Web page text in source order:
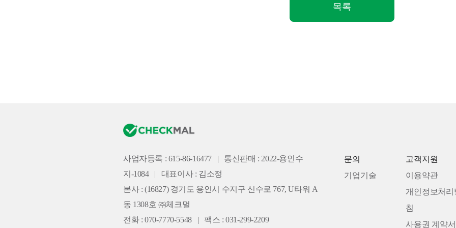
목록
사업자등록 : 615-86-16477
통신판매 : 2022-용인수
지-1084
대표이사 : 김소정
본사 : (16827) 경기도 용인시 수지구 신수로 767, U타워 A
동 1308호 ㈜체크멀
전화 : 070-7770-5548
팩스 : 031-299-2209
문의
기업기술
고객지원
이용약관
개인정보처리
침
사용권 계약서